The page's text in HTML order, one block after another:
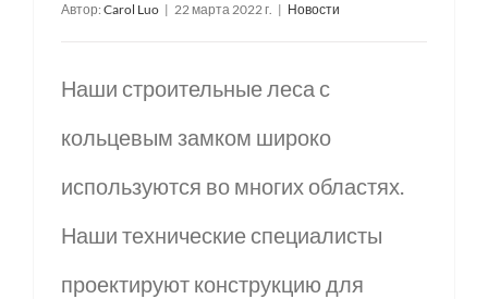
Автор: Carol Luo | 22 марта 2022 г. | Новости
Наши строительные леса с
кольцевым замком широко
используются во многих областях.
Наши технические специалисты
проектируют конструкцию для